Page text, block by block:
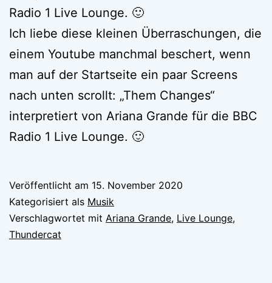
Radio 1 Live Lounge. 🙂
Ich liebe diese kleinen Überraschungen, die
einem Youtube manchmal beschert, wenn
man auf der Startseite ein paar Screens
nach unten scrollt: „Them Changes“
interpretiert von Ariana Grande für die BBC
Radio 1 Live Lounge. 🙂
Veröffentlicht am 15. November 2020
Kategorisiert als Musik
Verschlagwortet mit Ariana Grande, Live Lounge,
Thundercat